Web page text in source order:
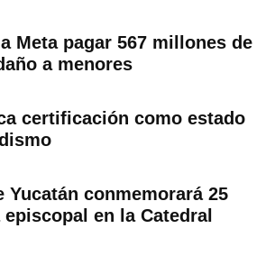
Meta pagar 567 millones de
a menores
certificación como estado
Yucatán conmemorará 25
en la Catedral